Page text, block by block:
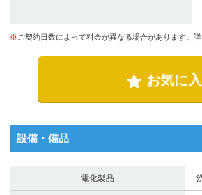
※ ご契約日数によって料金が異なる場合があります。
お気に
設備・備品
電化製品